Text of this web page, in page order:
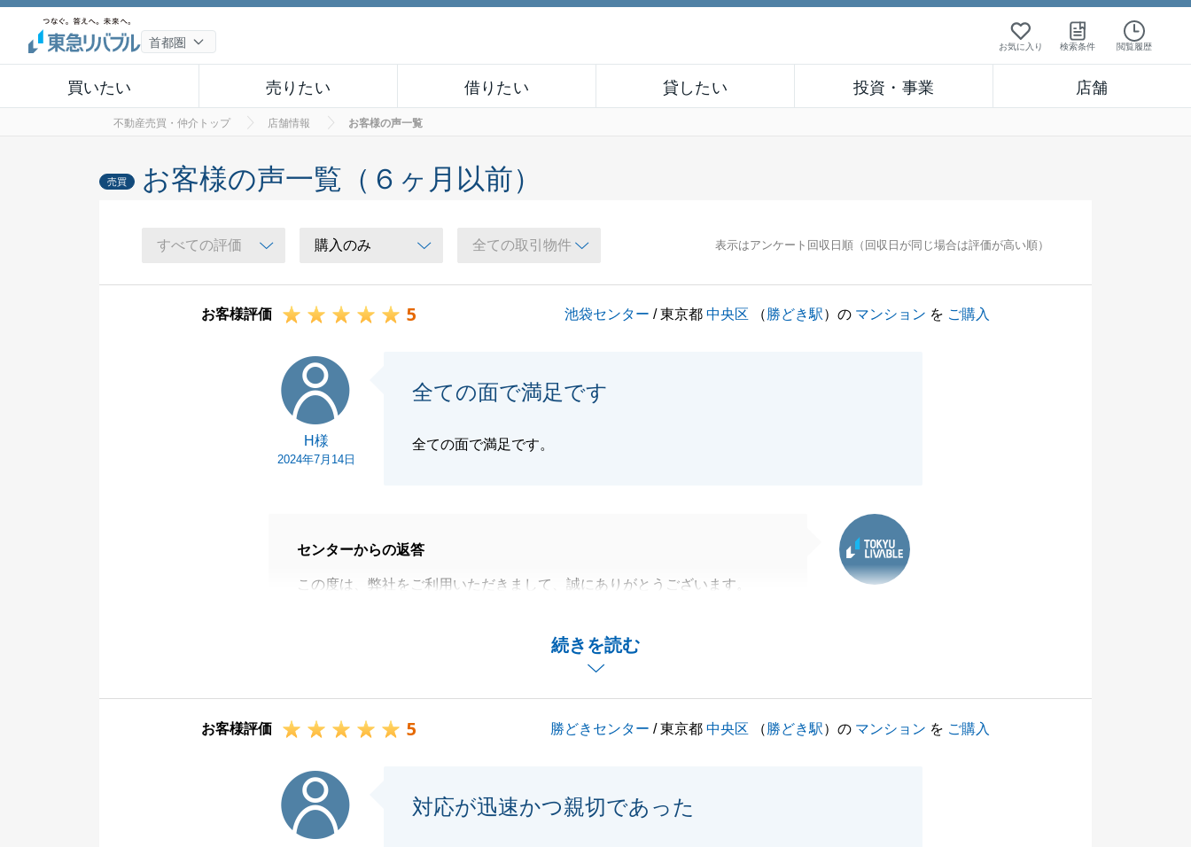
お気に入り 検索条件 閲覧履歴
買いたい 売りたい 借りたい 貸したい 投資・事業 店舗
不動産売買・仲介トップ 店舗情報 お客様の声一覧
売買 お客様の声一覧（６ヶ月以前）
表示はアンケート回収日順（回収日が同じ場合は評価が高い順）
お客様評価 5 池袋センター / 東京都中央区 （勝どき駅）の マンション を ご購入
H様
2024年7月14日
全ての面で満足です
全ての面で満足です。
続きを読む
センターからの返答
この度は、弊社をご利用いただきまして、誠にありがとうございます。
H様のおかけでスムーズに決済をする事ができました。
お困りのことなどがございましたらお気軽にお声かけください。
お客様評価 5 勝どきセンター / 東京都中央区 （勝どき駅）の マンション を ご購入
対応が迅速かつ親切であった